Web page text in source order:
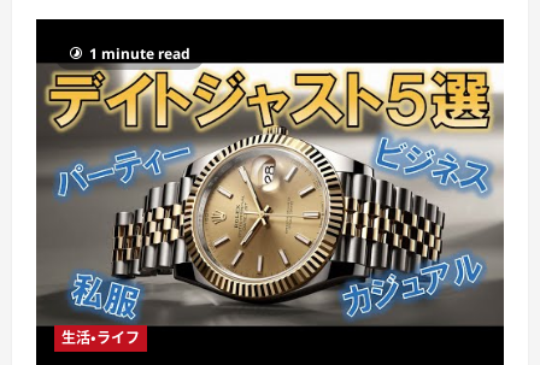
1 minute read
生活・ライフ